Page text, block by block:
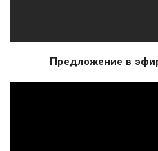
Предложение в